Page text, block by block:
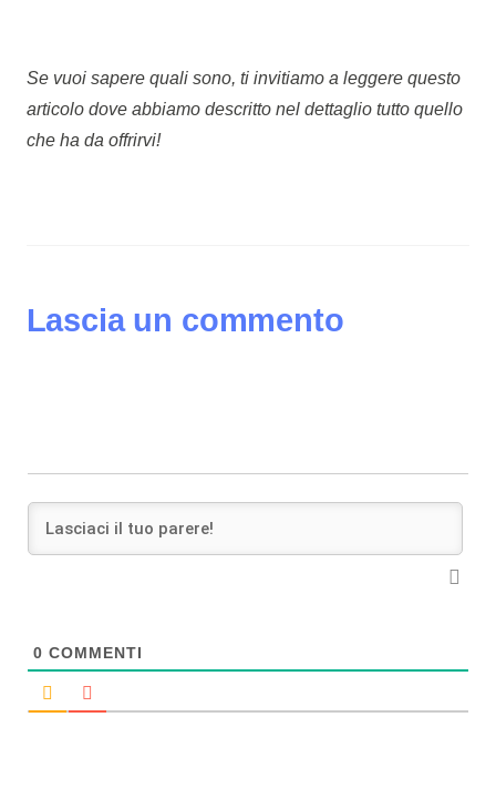
Se vuoi sapere quali sono, ti invitiamo a leggere questo
articolo dove abbiamo descritto nel dettaglio tutto quello
che ha da offrirvi!
Lascia un commento
0 COMMENTI